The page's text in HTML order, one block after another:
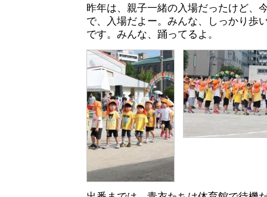
昨年は、親子一緒の入場だったけど、
で、入場だよー。みんな、しっかり歩
です。みんな、踊ってるよ。